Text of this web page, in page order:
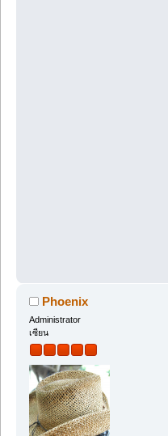
Phoenix
Administrator
เซียน